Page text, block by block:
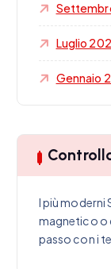
Luglio
Gennaio
I più moderni
magnetico o
passo con i